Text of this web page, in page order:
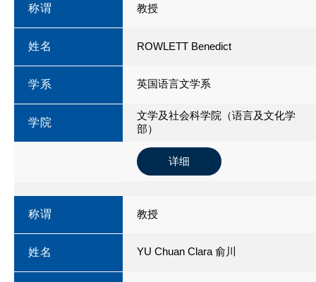
称谓 教授
姓名 ROWLETT Benedict
学系 英国语言文学系
学院
文学及社会科学院（语言及文化学
部）
详细
称谓 教授
姓名 YU Chuan Clara 俞川